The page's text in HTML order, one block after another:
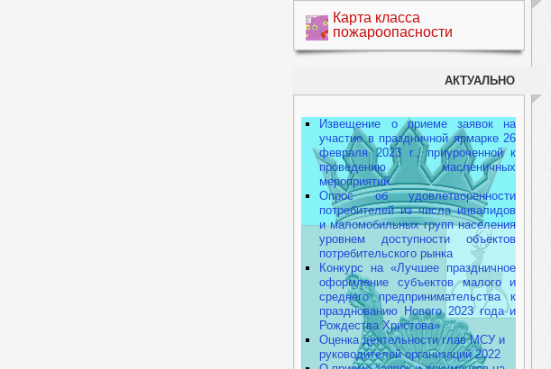
Карта класса
пожароопасности
АКТУАЛЬНО
Извещение о приеме заявок на
участие в праздничной ярмарке 26
февраля 2023 г., приуроченной к
проведению масленичных
мероприятий
Опрос об удовлетворенности
потребителей из числа инвалидов
и маломобильных групп населения
уровнем доступности объектов
потребительского рынка
Конкурс на «Лучшее праздничное
оформление субъектов малого и
среднего предпринимательства к
празднованию Нового 2023 года и
Рождества Христова»
Оценка деятельности глав МСУ и
руководителей организаций 2022